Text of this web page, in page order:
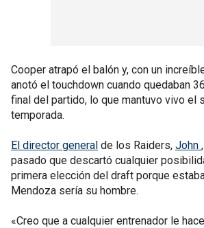
Cooper atrapó el balón y, con un
anotó el touchdown cuando quedaban
final del partido, lo que mantuvo vivo el
temporada.
El director general de los Raiders, John
pasado que descartó cualquier
primera elección del draft porque
Mendoza sería su hombre.
«Creo que a cualquier entrenador le